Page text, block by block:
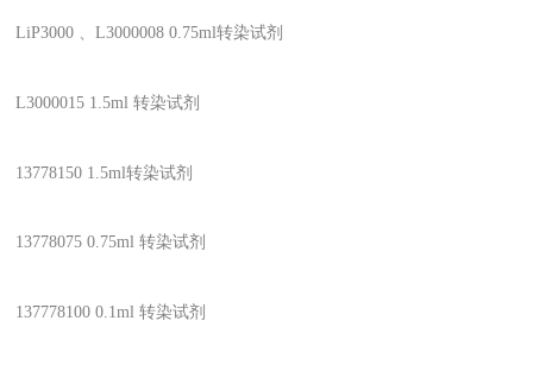
LiP3000 、L3000008 0.75ml转染试剂
L3000015 1.5ml转染试剂
13778150 1.5ml转染试剂
13778075 0.75ml转染试剂
137778100 0.1ml转染试剂